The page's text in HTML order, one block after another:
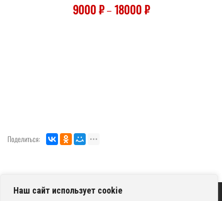
Наш сайт использует cookie
9000₽–18000₽
Поделиться:
ГРИЛЬРОК © 2026 ПОЛИТИКА КОНФИДЕНЦИАЛЬНОСТИ